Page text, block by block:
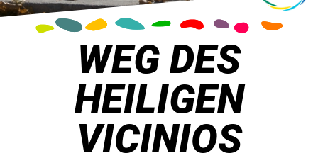
WEG DES
HEILIGEN
VICINIOS